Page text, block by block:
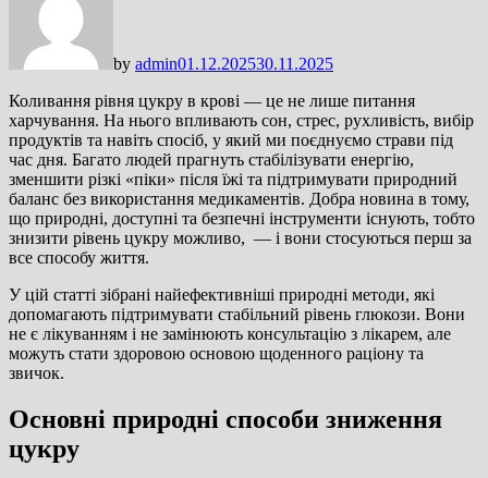
by admin01.12.202530.11.2025
Коливання рівня цукру в крові — це не лише питання
харчування. На нього впливають сон, стрес, рухливість, вибір
продуктів та навіть спосіб, у який ми поєднуємо страви під
час дня. Багато людей прагнуть стабілізувати енергію,
зменшити різкі «піки» після їжі та підтримувати природний
баланс без використання медикаментів. Добра новина в тому,
що природні, доступні та безпечні інструменти існують, тобто
знизити рівень цукру можливо, — і вони стосуються перш за
все способу життя.
У цій статті зібрані найефективніші природні методи, які
допомагають підтримувати стабільний рівень глюкози. Вони
не є лікуванням і не замінюють консультацію з лікарем, але
можуть стати здоровою основою щоденного раціону та
звичок.
Основні природні способи зниження
цукру